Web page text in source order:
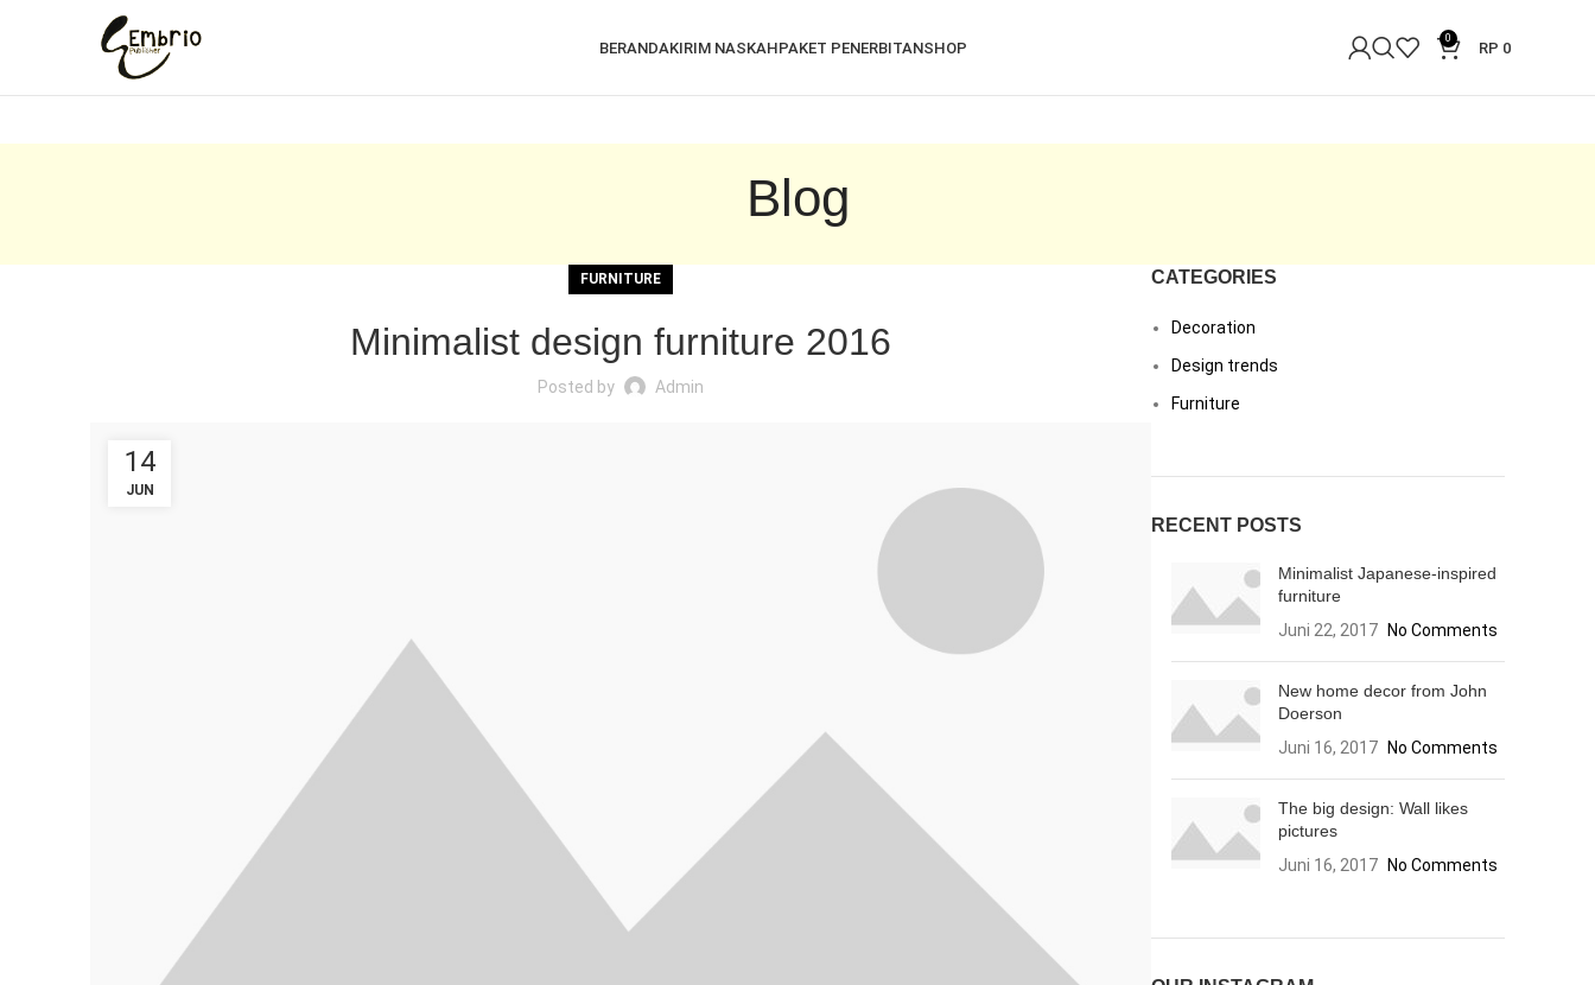
BERANDAKIRIM NASKAHPAKET PENERBITANSHOP
0
RP 0
Blog
FURNITURE
Minimalist design furniture 2016
Posted by Admin
14
JUN
CATEGORIES
Decoration
Design trends
Furniture
RECENT POSTS
Minimalist Japanese-inspired
furniture
Juni 22, 2017
No Comments
New home decor from John
Doerson
Juni 16, 2017
No Comments
The big design: Wall likes
pictures
Juni 16, 2017
No Comments